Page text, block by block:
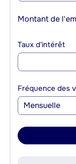
Montant de
Taux d'intérêt
Fréquence des
Mensuelle